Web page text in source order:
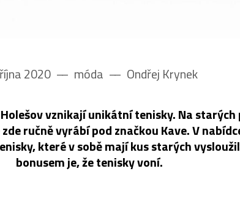
2020 –– móda –– Ondřej Krynek
vznikají unikátní tenisky. Na
ručně vyrábí pod značkou Kave. V
které v sobě mají kus starých
bonusem je, že tenisky voní.